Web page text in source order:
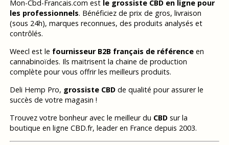
Mon-Cbd-Francais.com est le grossiste CBD en ligne pour
les professionnels. Bénéficiez de prix de gros, livraison
(sous 24h), marques reconnues, des produits analysés et
contrôlés.
Weecl est le fournisseur B2B français de référenceen
cannabinoïdes. Ils maitrisent la chaine de production
complète pour vous offrir les meilleurs produits.
Deli Hemp Pro, grossiste CBDde qualité pour assurer le
succès de votre magasin !
Trouvez votre bonheur avec le meilleur du CBDsur la
boutique en ligne CBD.fr, leader en France depuis 2003.